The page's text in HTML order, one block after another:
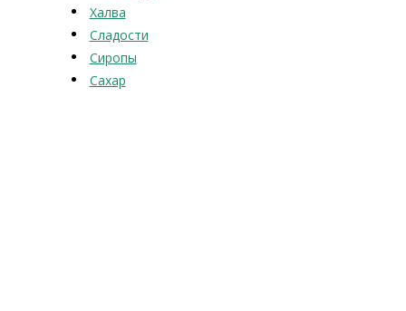
Халва
Сладости
Сиропы
Сахар